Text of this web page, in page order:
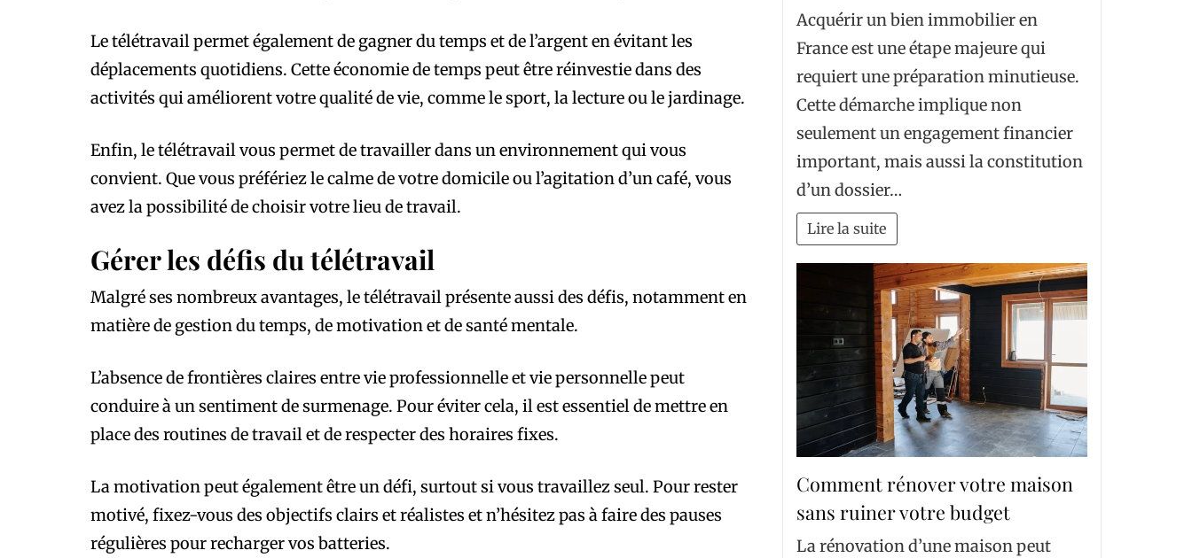
Le télétravail permet également de gagner du temps et de l’argent en évitant les
déplacements quotidiens. Cette économie de temps peut être réinvestie dans des
activités qui améliorent votre qualité de vie, comme le sport, la lecture ou le jardinage.
Enfin, le télétravail vous permet de travailler dans un environnement qui vous
convient. Que vous préfériez le calme de votre domicile ou l’agitation d’un café, vous
avez la possibilité de choisir votre lieu de travail.
Gérer les défis du télétravail
Malgré ses nombreux avantages, le télétravail présente aussi des défis, notamment en
matière de gestion du temps, de motivation et de santé mentale.
L’absence de frontières claires entre vie professionnelle et vie personnelle peut
conduire à un sentiment de surmenage. Pour éviter cela, il est essentiel de mettre en
place des routines de travail et de respecter des horaires fixes.
La motivation peut également être un défi, surtout si vous travaillez seul. Pour rester
motivé, fixez-vous des objectifs clairs et réalistes et n’hésitez pas à faire des pauses
régulières pour recharger vos batteries.
Acquérir un bien immobilier en
France est une étape majeure qui
requiert une préparation minutieuse.
Cette démarche implique non
seulement un engagement financier
important, mais aussi la constitution
d’un dossier…
Lire la suite
Comment rénover votre maison
sans ruiner votre budget
La rénovation d’une maison peut